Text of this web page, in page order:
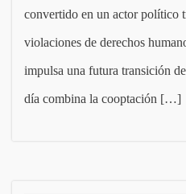
convertido en un actor político
violaciones de derechos
impulsa una futura transición
día combina la cooptación […]